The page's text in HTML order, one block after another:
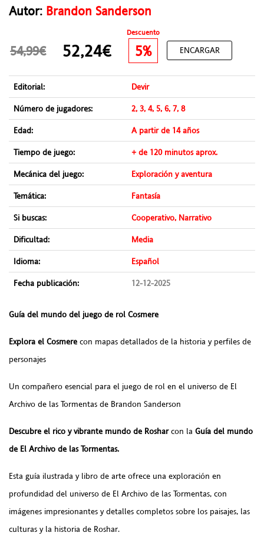
Autor: Brandon Sanderson
Descuento
54,99€ 52,24€ 5% ENCARGAR
Editorial:
Devir
Número de jugadores:
2, 3, 4, 5, 6, 7, 8
Edad:
A partir de 14 años
Tiempo de juego:
+ de 120 minutos aprox.
Mecánica del juego:
Exploración y aventura
Temática:
Fantasía
Si buscas:
Cooperativo, Narrativo
Dificultad:
Media
Idioma:
Español
Fecha publicación:
12-12-2025
Guía del mundo del juego de rol Cosmere
Explora el Cosmere con mapas detallados de la historia y perfiles de
personajes
Un compañero esencial para el juego de rol en el universo de El
Archivo de las Tormentas de Brandon Sanderson
Descubre el rico y vibrante mundo de Rosharcon la Guía del mundo
de El Archivo de las Tormentas.
Esta guía ilustrada y libro de arte ofrece una exploración en
profundidad del universo de El Archivo de las Tormentas, con
imágenes impresionantes y detalles completos sobre los paisajes, las
culturas y la historia de Roshar.